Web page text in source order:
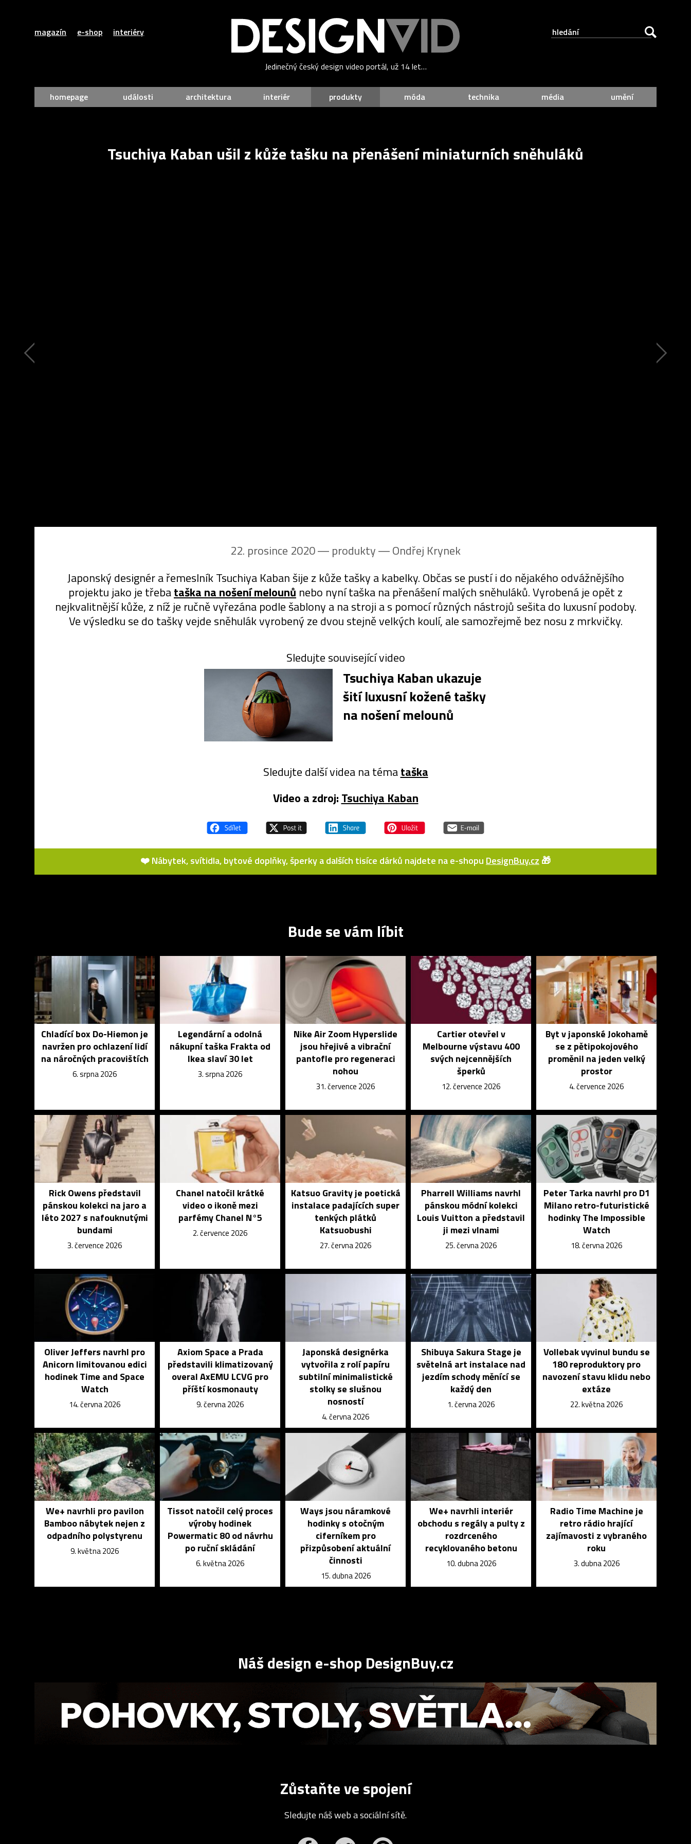
magazín e-shop interiéry
Jedinečný český design video portál, už 14 let…
homepage události architektura interiér produkty móda technika média umění
Tsuchiya Kaban ušil z kůže tašku na přenášení miniaturních sněhuláků
22. prosince 2020 ― produkty ―Ondřej Krynek
Japonský designér a řemeslník Tsuchiya Kaban šije z kůže tašky a kabelky. Občas se pustí i do nějakého odvážnějšího
projektu jako je třebataška na nošení melounů nebo nyní taška na přenášení malých sněhuláků. Vyrobená je opět z
nejkvalitnější kůže, z níž je ručně vyřezána podle šablony a na stroji a s pomocí různých nástrojů sešita do luxusní podoby.
Ve výsledku se do tašky vejde sněhulák vyrobený ze dvou stejně velkých koulí, ale samozřejmě bez nosu z mrkvičky.
Sledujte související video
Tsuchiya Kaban ukazuje
šití luxusní kožené tašky
na nošení melounů
Sledujte další videa na témataška
Video a zdroj: Tsuchiya Kaban
❤️ Nábytek, svítidla, bytové doplňky, šperky a dalších tisíce dárků najdete na e-shopu DesignBuy.cz 🎁
Bude se vám líbit
Chladící box Do-Hiemon je
navržen pro ochlazení lidí
na náročných pracovištích
6. srpna 2026
Legendární a odolná
nákupní taška Frakta od
Ikea slaví 30 let
3. srpna 2026
Nike Air Zoom Hyperslide
jsou hřejivé a vibrační
pantofle pro regeneraci
nohou
31. července 2026
Cartier otevřel v
Melbourne výstavu 400
svých nejcennějších
šperků
12. července 2026
Byt v japonské Jokohamě
se z pětipokojového
proměnil na jeden velký
prostor
4. července 2026
Rick Owens představil
pánskou kolekci na jaro a
léto 2027 s nafouknutými
bundami
3. července 2026
Chanel natočil krátké
video o ikoně mezi
parfémy Chanel N°5
2. července 2026
Katsuo Gravity je poetická
instalace padajících super
tenkých plátků
Katsuobushi
27. června 2026
Pharrell Williams navrhl
pánskou módní kolekci
Louis Vuitton a představil
ji mezi vlnami
25. června 2026
Peter Tarka navrhl pro D1
Milano retro-futuristické
hodinky The Impossible
Watch
18. června 2026
Oliver Jeffers navrhl pro
Anicorn limitovanou edici
hodinek Time and Space
Watch
14. června 2026
Axiom Space a Prada
představili klimatizovaný
overal AxEMU LCVG pro
příští kosmonauty
9. června 2026
Japonská designérka
vytvořila z rolí papíru
subtilní minimalistické
stolky se slušnou
nosností
4. června 2026
Shibuya Sakura Stage je
světelná art instalace nad
jezdím schody měnící se
každý den
1. června 2026
Vollebak vyvinul bundu se
180 reproduktory pro
navození stavu klidu nebo
extáze
22. května 2026
We+ navrhli pro pavilon
Bamboo nábytek nejen z
odpadního polystyrenu
9. května 2026
Tissot natočil celý proces
výroby hodinek
Powermatic 80 od návrhu
po ruční skládání
6. května 2026
Ways jsou náramkové
hodinky s otočným
ciferníkem pro
přizpůsobení aktuální
činnosti
15. dubna 2026
We+ navrhli interiér
obchodu s regály a pulty z
rozdrceného
recyklovaného betonu
10. dubna 2026
Radio Time Machine je
retro rádio hrající
zajímavosti z vybraného
roku
3. dubna 2026
Náš design e-shop DesignBuy.cz
Zůstaňte ve spojení
Sledujte náš web a sociální sítě.